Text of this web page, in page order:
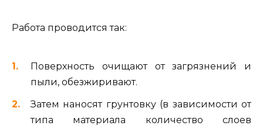
Работа проводится так:
Поверхность очищают от загрязнений и
пыли, обезжиривают.
Затем наносят грунтовку (в зависимости от
типа материала количество слоев